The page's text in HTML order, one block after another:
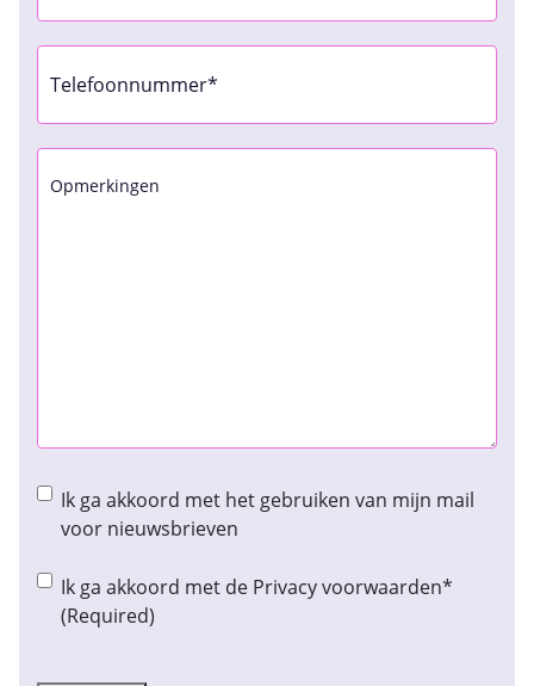
Telefoon
Geen
titel
Instemming
nieuwsbrief
Ik ga akkoord met het gebruiken van mijn mail
voor nieuwsbrieven
Instemming(Required)
Ik ga akkoord met de Privacy voorwaarden*
(Required)